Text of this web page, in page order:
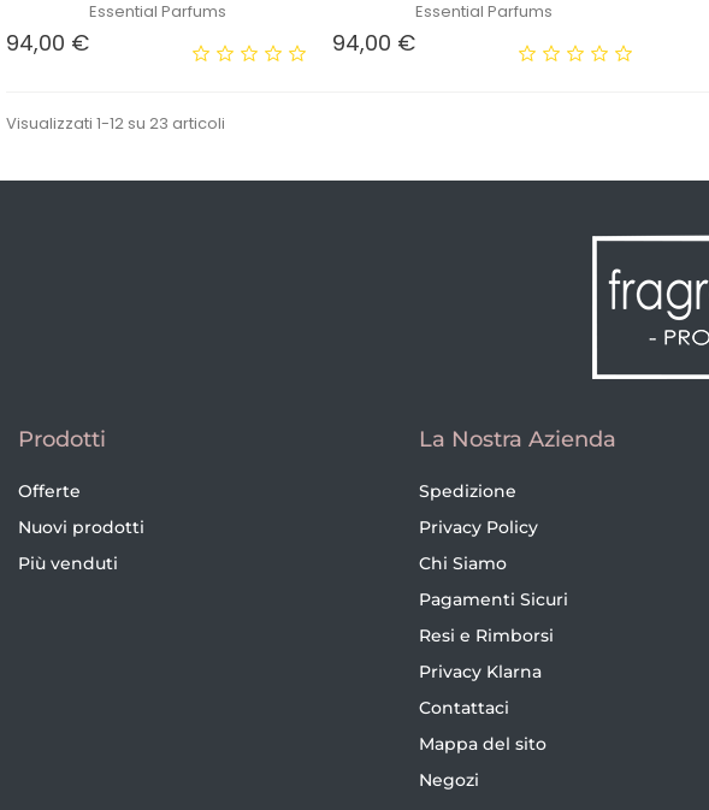
Essential Parfums
94,00 €Prezzo
Essential Parfums
94,00 €Prezzo
Visualizzati 1-12 su 23 articoli
Prodotti
Offerte
Nuovi prodotti
Più venduti
La Nostra Azienda
Spedizione
Privacy Policy
Chi Siamo
Pagamenti Sicuri
Resi e Rimborsi
Privacy Klarna
Contattaci
Mappa del sito
Negozi